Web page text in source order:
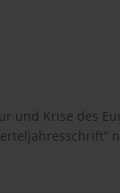
und Krise des